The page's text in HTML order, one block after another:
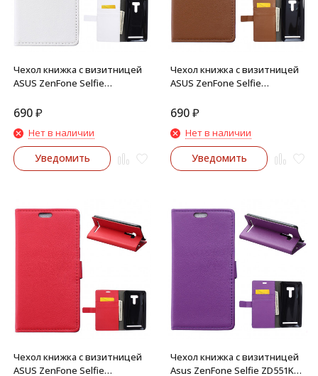
Чехол книжка с визитницей
ASUS ZenFone Selfie
690₽
Нет в наличии
Уведомить
Чехол книжка с визитницей
ASUS ZenFone Selfie
(Коричневый)
690₽
Нет в наличии
Уведомить
Чехол книжка с визитницей
ASUS ZenFone Selfie
Чехол книжка с визитницей
Asus ZenFone Selfie ZD551KL